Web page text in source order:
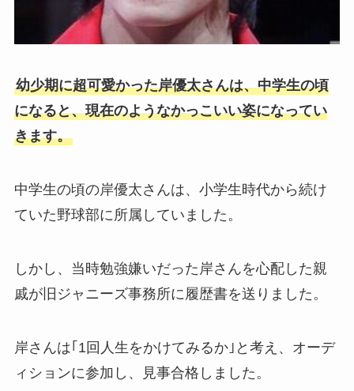
幼少期に超可愛かった岸優太さんは、中学生の頃
になると、現在のようなかっこいい姿になってい
きます。
中学生の頃の岸優太さんは、小学生時代から続け
ていた野球部に所属していました。
しかし、当時勉強嫌いだった岸さんを心配した親
戚が旧ジャニーズ事務所に履歴書を送りました。
岸さんは｢1回人生をかけてみるか｣と考え、オーデ
ィションに参加し、見事合格しました。